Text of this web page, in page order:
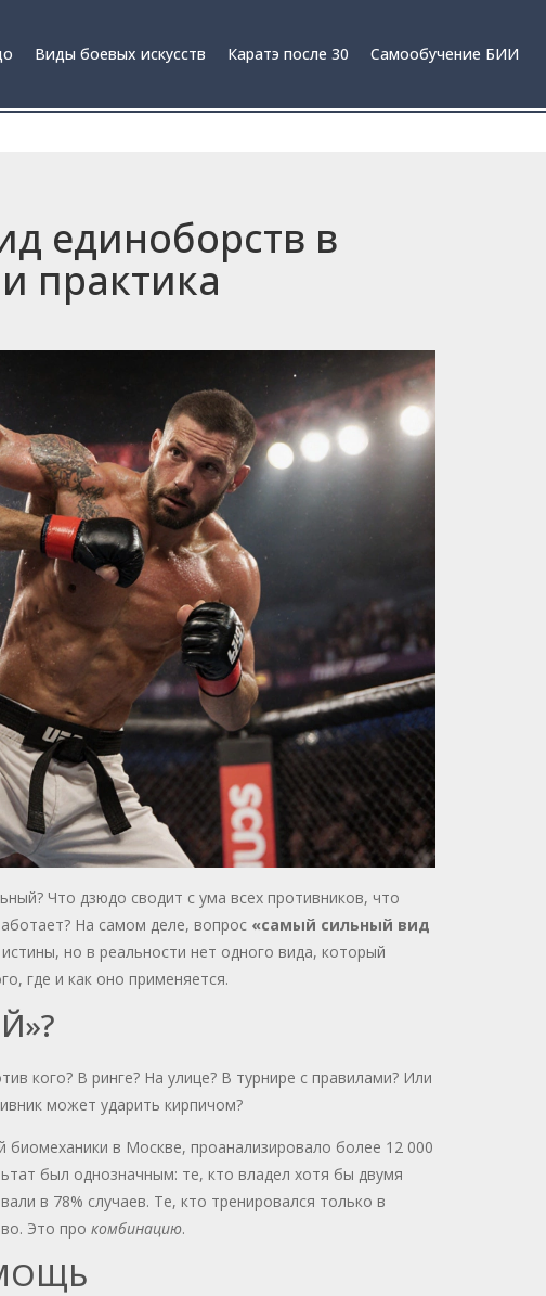
Виды боевых искусств Каратэ после 30 Самообучение БИИ
единоборств в
практика
Что дзюдо сводит с ума всех противников, что
На самом деле, вопрос «самый сильный вид
но в реальности нет одного вида, который
где и как оно применяется.
кого? В ринге? На улице? В турнире с правилами? Или
может ударить кирпичом?
биомеханики в Москве, проанализировало более 12 000
был однозначным: те, кто владел хотя бы двумя
в 78% случаев. Те, кто тренировался только в
Это про комбинацию.